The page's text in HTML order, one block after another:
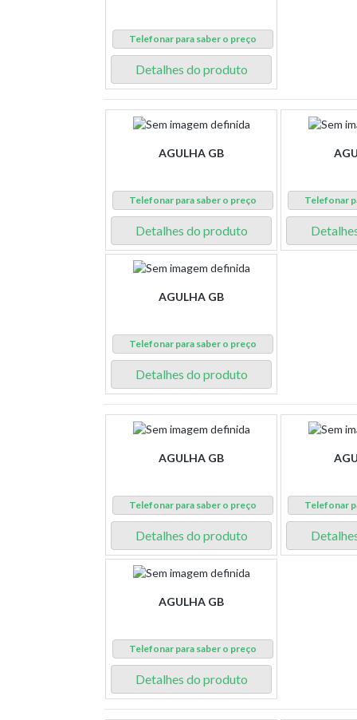
Telefonar para saber o preço
Detalhes do produto
AGULHA GB
Telefonar para saber o preço
Detalhes do produto
Telefonar
AGULHA GB
Telefonar para saber o preço
Detalhes do produto
AGULHA GB
Telefonar para saber o preço
Detalhes do produto
Telefonar
AGULHA GB
Telefonar para saber o preço
Detalhes do produto